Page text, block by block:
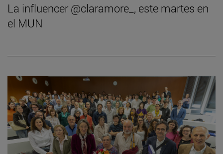
La influencer @claramore_, este martes en
el MUN